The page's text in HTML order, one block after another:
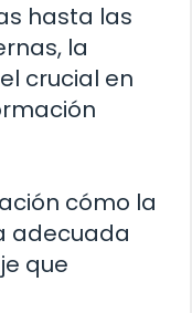
hasta las
la
crucial en
cómo la
adecuada
que